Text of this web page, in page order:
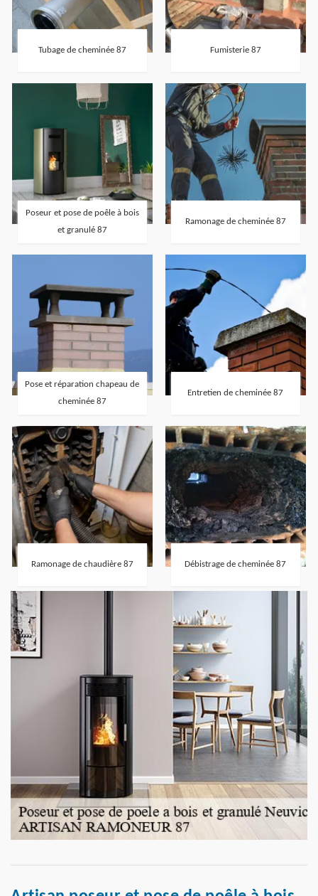
Tubage de cheminée 87 Fumisterie 87
Poseur et pose de poêle à bois
et granulé 87
Ramonage de cheminée 87
Pose et réparation chapeau de
cheminée 87
Entretien de cheminée 87
Ramonage de chaudière 87 Débistrage de cheminée 87